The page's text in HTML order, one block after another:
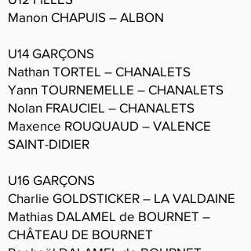
Manon CHAPUIS – ALBON
U14 GARÇONS
Nathan TORTEL – CHANALETS
Yann TOURNEMELLE – CHANALETS
Nolan FRAUCIEL – CHANALETS
Maxence ROUQUAUD – VALENCE
SAINT-DIDIER
U16 GARÇONS
Charlie GOLDSTICKER – LA VALDAINE
Mathias DALAMEL de BOURNET –
CHÂTEAU DE BOURNET